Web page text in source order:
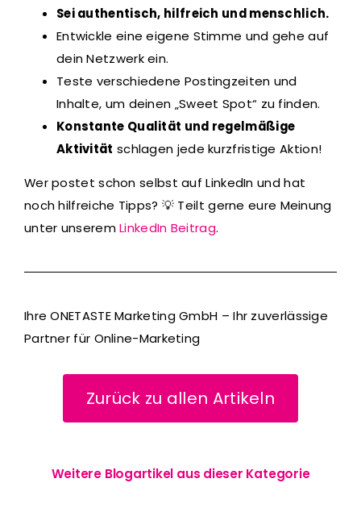
Sei authentisch, hilfreich und menschlich.
Entwickle eine eigene Stimme und gehe auf
dein Netzwerk ein.
Teste verschiedene Postingzeiten und
Inhalte, um deinen „Sweet Spot“ zu finden.
Konstante Qualität und regelmäßige
Aktivität schlagen jede kurzfristige Aktion!
Wer postet schon selbst auf LinkedIn und hat
noch hilfreiche Tipps? 💡 Teilt gerne eure Meinung
unter unseremLinkedIn Beitrag.
Ihre ONETASTE Marketing GmbH – Ihr zuverlässige
Partner für Online-Marketing
Zurück zu allen Artikeln
Weitere Blogartikel aus dieser Kategorie